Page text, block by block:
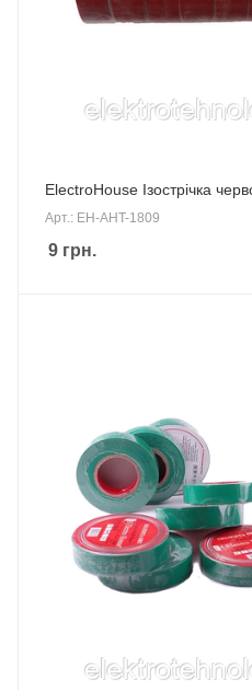
ElectroHouse Ізострічка
Арт.: EH-AHT-1809
9 грн.